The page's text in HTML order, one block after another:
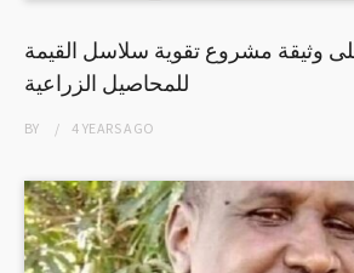
وثيقة مشروع تقوية سلاسل القيمة
للمحاصيل الزراعية
BY 4 YEARSAGO